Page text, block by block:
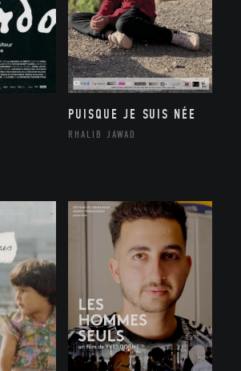
PUISQUE JE SUIS NÉE
RHALIB JAWAD